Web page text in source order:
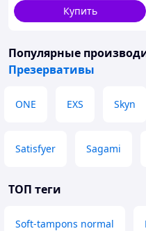
Купить
Популярные
Презервативы
ONE EXS Skyn
Satisfyer Sagami
ТОП теги
Soft-tampons normal